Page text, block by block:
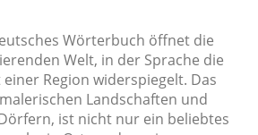
Wörterbuch öffnet die
Welt, in der Sprache die
Region widerspiegelt. Das
Landschaften und
ist nicht nur ein beliebtes